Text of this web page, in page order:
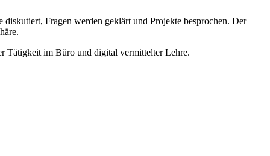
Fragen werden geklärt und Projekte besprochen. Der
Tätigkeit im Büro und digital vermittelter Lehre.